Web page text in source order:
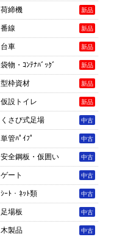
新品
荷締機
新品
番線
新品
台車
新品
袋物・ｺﾝﾃﾅﾊﾞｯｸﾞ
新品
型枠資材
新品
仮設トイレ
中古
くさび式足場
中古
単管ﾊﾟｲﾌﾟ
中古
安全鋼板・仮囲い
中古
ゲート
中古
ｼｰﾄ・ﾈｯﾄ類
中古
足場板
中古
木製品